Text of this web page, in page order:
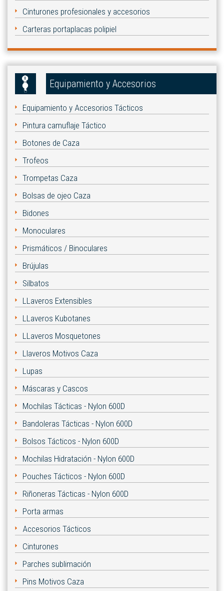
Cinturones profesionales y accesorios
Carteras portaplacas polipiel
Equipamiento y Accesorios
Equipamiento y Accesorios Tácticos
Pintura camuflaje Táctico
Botones de Caza
Trofeos
Trompetas Caza
Bolsas de ojeo Caza
Bidones
Monoculares
Prismáticos / Binoculares
Brújulas
Silbatos
LLaveros Extensibles
LLaveros Kubotanes
LLaveros Mosquetones
Llaveros Motivos Caza
Lupas
Máscaras y Cascos
Mochilas Tácticas - Nylon 600D
Bandoleras Tácticas - Nylon 600D
Bolsos Tácticos - Nylon 600D
Mochilas Hidratación - Nylon 600D
Pouches Tácticos - Nylon 600D
Riñoneras Tácticas - Nylon 600D
Porta armas
Accesorios Tácticos
Cinturones
Parches sublimación
Pins Motivos Caza